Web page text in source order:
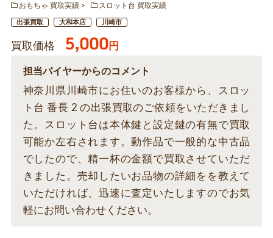
おもちゃ 買取実績
スロット台 買取実績
出張買取 大和本店 川崎市
買取価格 5,000円
担当バイヤーからのコメント
神奈川県川崎市にお住いのお客様から、スロッ
ト台 番長 2 の出張買取のご依頼をいただきまし
た。スロット台は本体鍵と設定鍵の有無で買取
可能か左右されます。動作品で一般的な中古品
でしたので、精一杯の金額で買取させていただ
きました。売却したいお品物の詳細をを教えて
いただければ、迅速に査定いたしますのでお気
軽にお問い合わせください。